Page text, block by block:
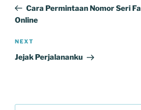
PostCara Permintaan Nomor Seri
Online
Next
Post
NEXT
Jejak Perjalananku